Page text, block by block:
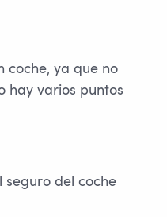
coche, ya que no
hay varios puntos
seguro del coche